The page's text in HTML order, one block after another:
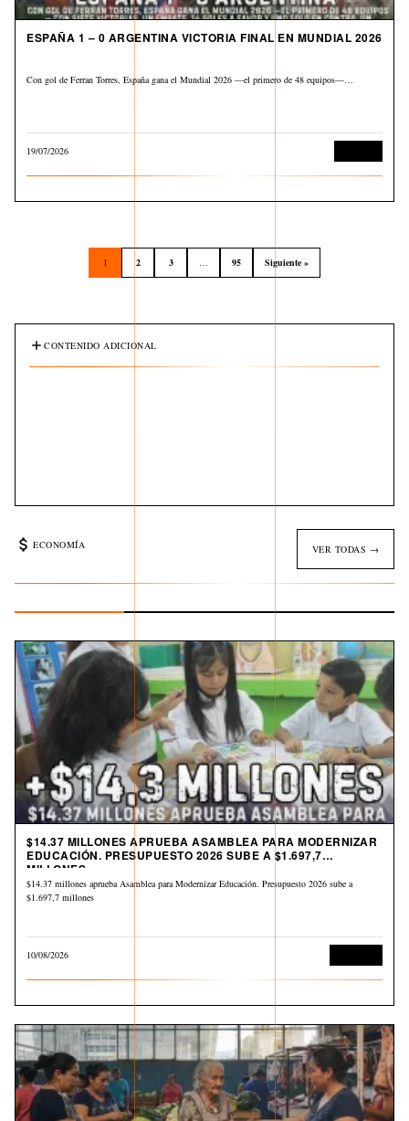
ESPAÑA 1 – 0 ARGENTINA VICTORIA FINAL EN MUNDIAL 2026
Con gol de Ferran Torres, España gana el Mundial 2026 —el primero de 48 equipos—…
19/07/2026
1 2 3 … 95 Siguiente »
CONTENIDO ADICIONAL
ECONOMÍA VER TODAS →
$14.37 MILLONES APRUEBA ASAMBLEA PARA MODERNIZAR
EDUCACIÓN. PRESUPUESTO 2026 SUBE A $1.697,7
MILLONES
$14.37 millones aprueba Asamblea para Modernizar Educación. Presupuesto 2026 sube a
$1.697,7 millones
10/08/2026